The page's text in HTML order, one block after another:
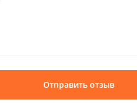
Отправить отзыв